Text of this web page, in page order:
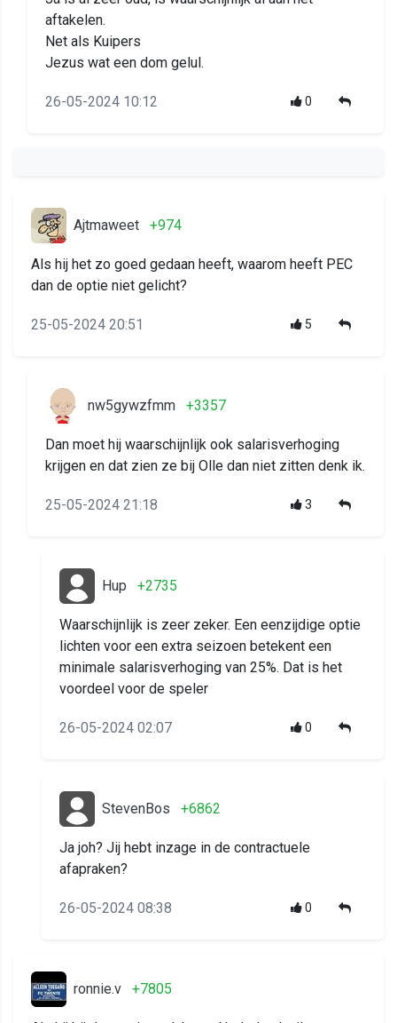
aftakelen.
Net als Kuipers
Jezus wat een dom gelul.
26-05-2024 10:12 0
Ajtmaweet +974
Als hij het zo goed gedaan heeft, waarom heeft PEC
dan de optie niet gelicht?
25-05-2024 20:51 5
nw5gywzfmm +3357
Dan moet hij waarschijnlijk ook salarisverhoging
krijgen en dat zien ze bij Olle dan niet zitten denk ik.
25-05-2024 21:18 3
Hup +2735
Waarschijnlijk is zeer zeker. Een eenzijdige optie
lichten voor een extra seizoen betekent een
minimale salarisverhoging van 25%. Dat is het
voordeel voor de speler
26-05-2024 02:07 0
StevenBos +6862
Ja joh? Jij hebt inzage in de contractuele
afapraken?
26-05-2024 08:38 0
ronnie.v +7805